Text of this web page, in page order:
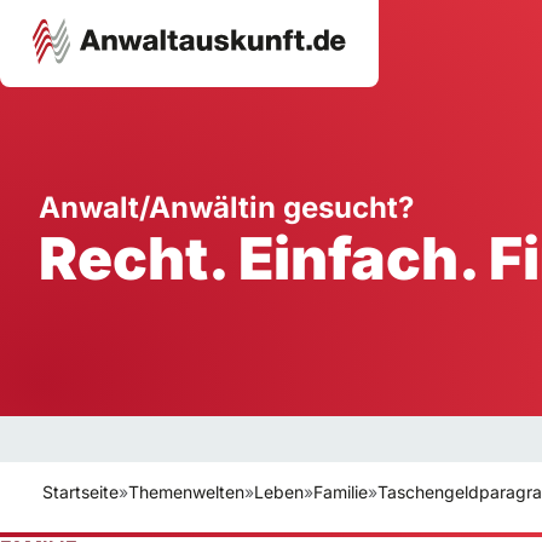
Ausbildung
Handwerk
Dienstleistung
Anwalt/Anwältin gesucht?
Recht. Einfach.
Startseite»Themenwelten»Leben»Familie»